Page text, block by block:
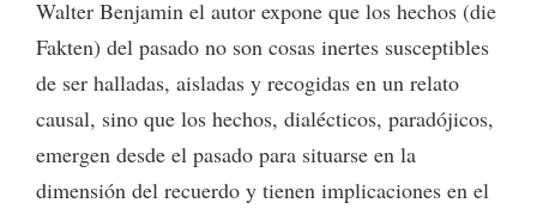
Walter Benjamin el autor expone que los hechos (die
Fakten) del pasado no son cosas inertes susceptibles
de ser halladas, aisladas y recogidas en un relato
causal, sino que los hechos, dialécticos, paradójicos,
emergen desde el pasado para situarse en la
dimensión del recuerdo y tienen implicaciones en el